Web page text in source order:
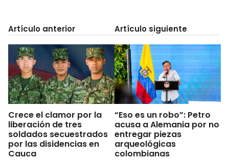
Artículo anterior
Crece el clamor por la
liberación de tres
soldados secuestrados
por las disidencias en
Cauca
Artículo siguiente
“Eso es un robo”: Petro
acusa a Alemania por no
entregar piezas
arqueológicas
colombianas